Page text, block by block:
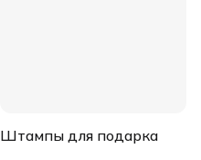
Штампы для подарка